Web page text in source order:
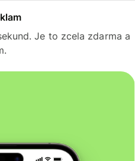
Je to zcela zdarma a